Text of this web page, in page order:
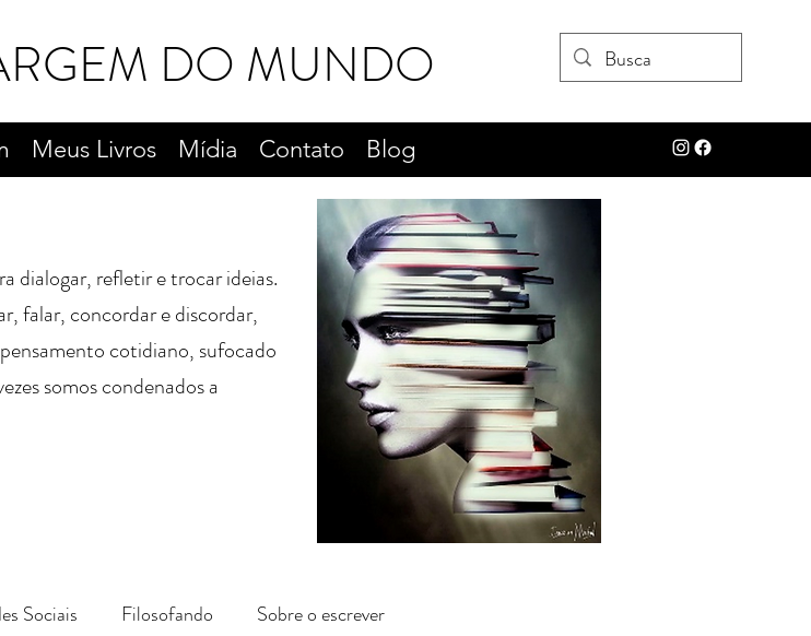
DO MUNDO
Meus Livros Mídia Contato Blog
dialogar, refletir e trocar ideias.
falar, concordar e discordar,
cotidiano, sufocado
somos condenados a
Sociais Filosofando Sobre o escrever